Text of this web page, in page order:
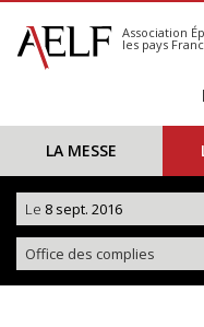
S'abonner
Calendrier
Association
les pays
LA MESSE
Le 8 sept. 2016
Office des complies